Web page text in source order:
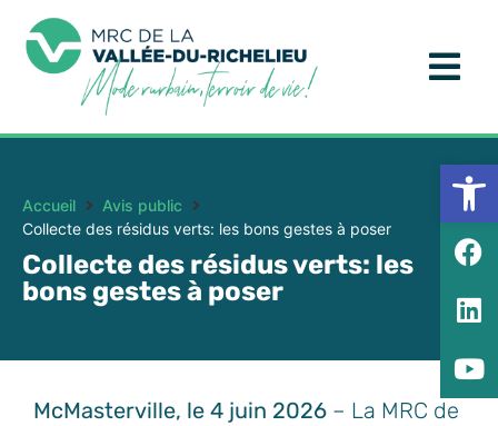
Accueil
Avis public
Collecte des résidus verts: les bons gestes à poser
Collecte des résidus verts: les
bons gestes à poser
McMasterville, le 4 juin 2026 – La MRC de